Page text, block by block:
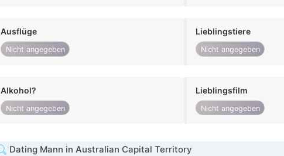
Ausflüge
Nicht angegeben
Lieblingstiere
Nicht angegeben
Alkohol?
Nicht angegeben
Lieblingsfilm
Nicht angegeben
Dating Mann in Australian Capital Territory